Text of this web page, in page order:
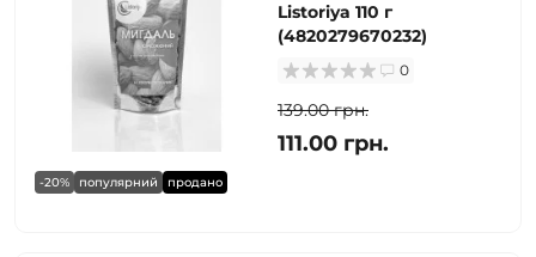
-20% популярний продано
Listoriya 110 г
(4820279670232)
0
139.00 грн.
111.00 грн.